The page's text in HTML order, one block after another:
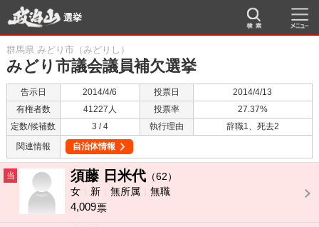
選挙
群馬県 みどり市（みどりし）
みどり市議会議員補欠選挙
告示日 2014/4/6 投票日
2014/4/13
有権者数
41227人 投票率
27.37%
定数/候補数
3 / 4 執行理由
辞職1、死去2
関連情報
自治体情報
当 須藤 日米代 （62）
女
新 無所属 無職
4,009票